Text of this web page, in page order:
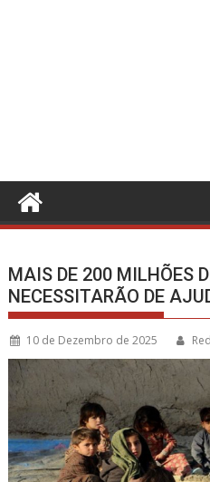
MAIS DE 200 MILHÕES
NECESSITARÃO DE
10 de Dezembro de 2025